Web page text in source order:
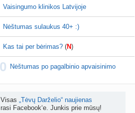
Rasa Gal prieš 5 d.
(žmogaus papilomos virusas) (+3)
Koks vienas kasdienis šeimos įprotis labiausiai pasiteisino? (2)
TD asistentė prieš 6 d.
klausimai apie cezario pjūvį (+2)
Vaisingumo klinikos Latvijoje
Nėštumas sulaukus 40+ :)
Kas tai per bėrimas? (N)
Nėštumas po pagalbinio apvaisinimo
Visas „Tėvų Darželio“ naujienas
rasi Facebook‘e. Junkis prie mūsų!